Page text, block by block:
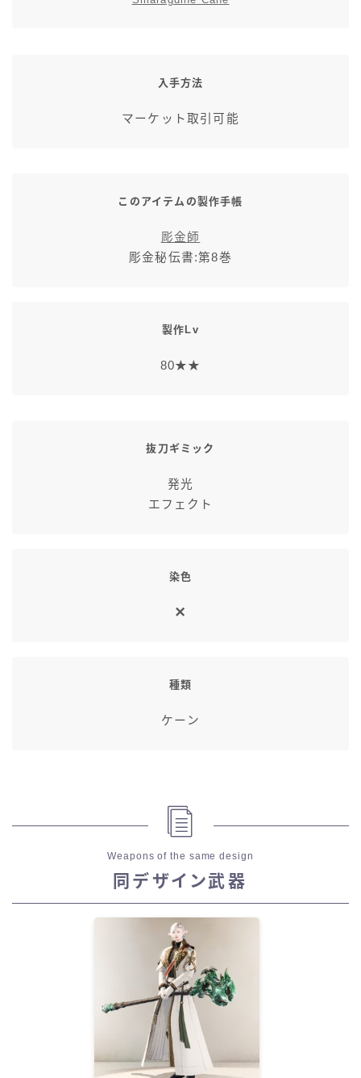
入手方法
マーケット取引可能
このアイテムの製作手帳
彫金師
彫金秘伝書:第8巻
製作Lv
80★★
抜刀ギミック
発光
エフェクト
染色
種類
ケーン
Weapons of the same design
同デザイン武器